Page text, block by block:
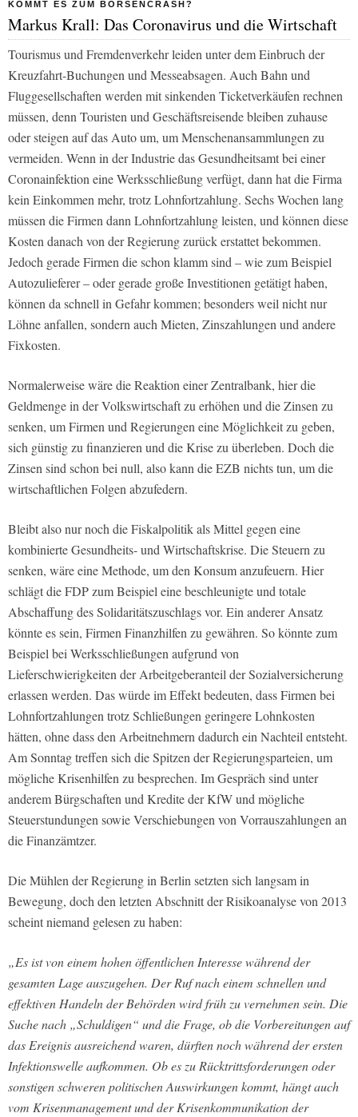
KOMMT ES ZUM BÖRSENCRASH?
Markus Krall: Das Coronavirus und die Wirtschaft
Tourismus und Fremdenverkehr leiden unter dem Einbruch der
Kreuzfahrt-Buchungen und Messeabsagen. Auch Bahn und
Fluggesellschaften werden mit sinkenden Ticketverkäufen rechnen
müssen, denn Touristen und Geschäftsreisende bleiben zuhause
oder steigen auf das Auto um, um Menschenansammlungen zu
vermeiden. Wenn in der Industrie das Gesundheitsamt bei einer
Coronainfektion eine Werksschließung verfügt, dann hat die Firma
kein Einkommen mehr, trotz Lohnfortzahlung. Sechs Wochen lang
müssen die Firmen dann Lohnfortzahlung leisten, und können diese
Kosten danach von der Regierung zurück erstattet bekommen.
Jedoch gerade Firmen die schon klamm sind – wie zum Beispiel
Autozulieferer – oder gerade große Investitionen getätigt haben,
können da schnell in Gefahr kommen; besonders weil nicht nur
Löhne anfallen, sondern auch Mieten, Zinszahlungen und andere
Fixkosten.
Normalerweise wäre die Reaktion einer Zentralbank, hier die
Geldmenge in der Volkswirtschaft zu erhöhen und die Zinsen zu
senken, um Firmen und Regierungen eine Möglichkeit zu geben,
sich günstig zu finanzieren und die Krise zu überleben. Doch die
Zinsen sind schon bei null, also kann die EZB nichts tun, um die
wirtschaftlichen Folgen abzufedern.
Bleibt also nur noch die Fiskalpolitik als Mittel gegen eine
kombinierte Gesundheits- und Wirtschaftskrise. Die Steuern zu
senken, wäre eine Methode, um den Konsum anzufeuern. Hier
schlägt die FDP zum Beispiel eine beschleunigte und totale
Abschaffung des Solidaritätszuschlags vor. Ein anderer Ansatz
könnte es sein, Firmen Finanzhilfen zu gewähren. So könnte zum
Beispiel bei Werksschließungen aufgrund von
Lieferschwierigkeiten der Arbeitgeberanteil der Sozialversicherung
erlassen werden. Das würde im Effekt bedeuten, dass Firmen bei
Lohnfortzahlungen trotz Schließungen geringere Lohnkosten
hätten, ohne dass den Arbeitnehmern dadurch ein Nachteil entsteht.
Am Sonntag treffen sich die Spitzen der Regierungsparteien, um
mögliche Krisenhilfen zu besprechen. Im Gespräch sind unter
anderem Bürgschaften und Kredite der KfW und mögliche
Steuerstundungen sowie Verschiebungen von Vorrauszahlungen an
die Finanzämtzer.
Die Mühlen der Regierung in Berlin setzten sich langsam in
Bewegung, doch den letzten Abschnitt der Risikoanalyse von 2013
scheint niemand gelesen zu haben:
„Es ist von einem hohen öffentlichen Interesse während der
gesamten Lage auszugehen. Der Ruf nach einem schnellen und
effektiven Handeln der Behörden wird früh zu vernehmen sein. Die
Suche nach „Schuldigen“ und die Frage, ob die Vorbereitungen auf
das Ereignis ausreichend waren, dürften noch während der ersten
Infektionswelle aufkommen. Ob es zu Rücktrittsforderungen oder
sonstigen schweren politischen Auswirkungen kommt, hängt auch
vom Krisenmanagement und der Krisenkommunikation der